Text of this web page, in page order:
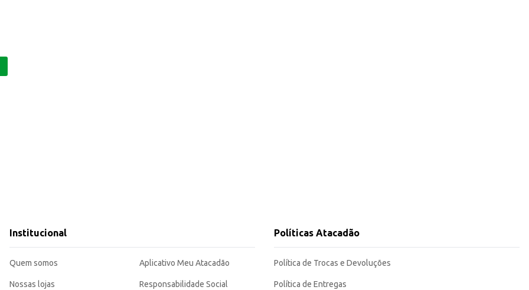
Institucional
Quem somos
Nossas lojas
Aplicativo Meu Atacadão
Responsabilidade Social
Políticas Atacadão
Política de Trocas e Devoluções
Política de Entregas